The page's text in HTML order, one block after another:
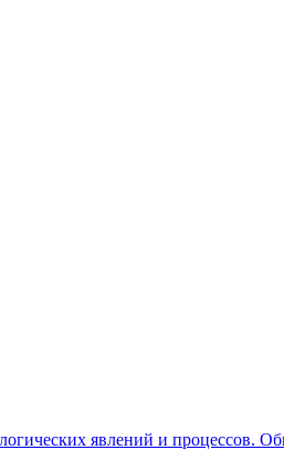
явлений и процессов.